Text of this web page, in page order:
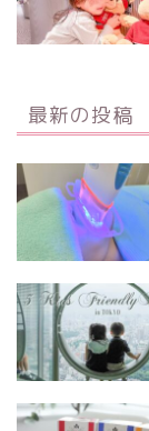
最新の投稿